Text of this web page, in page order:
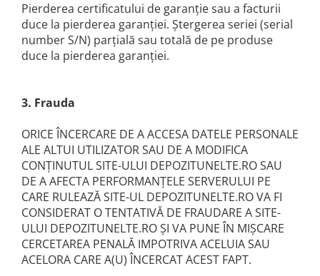
Drujbe electrice
Drujbe pe benzina
Echipamente ferma
Intretinere
Masini de maturat si accesorii
Masini de tuns iarba
Motocoase
Accesorii motocositoare
Accesorii pentru masini de tuns
gazon
Masini de tuns iarba/gazon
Accesorii aparate sudura
Aparate de sudura cu plasma
Invertoare sudura - IGBT / MMA
Echipamente industriale de
brichetare / peletizare
Echipamente pentru protectia
muncii
Generatoare
Pistoale de lipit
Pierderea certificatului de garanţie sau a facturii
duce la pierderea garanţiei. Ştergerea seriei (serial
number S/N) parţială sau totală de pe produse
duce la pierderea garanţiei.
3. Frauda
ORICE ÎNCERCARE DE A ACCESA DATELE PERSONALE
ALE ALTUI UTILIZATOR SAU DE A MODIFICA
CONŢINUTUL SITE-ULUI DEPOZITUNELTE.RO SAU
DE A AFECTA PERFORMANŢELE SERVERULUI PE
CARE RULEAZĂ SITE-UL DEPOZITUNELTE.RO VA FI
CONSIDERAT O TENTATIVĂ DE FRAUDARE A SITE-
ULUI DEPOZITUNELTE.RO ŞI VA PUNE ÎN MIŞCARE
CERCETAREA PENALĂ IMPOTRIVA ACELUIA SAU
ACELORA CARE A(U) ÎNCERCAT ACEST FAPT.